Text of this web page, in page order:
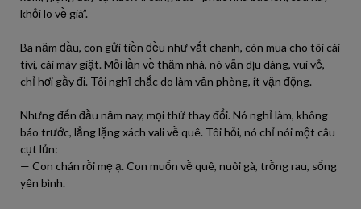
khỏi lo về già”.
Ba năm đầu, con gửi tiền đều như vắt chanh, còn mua cho tôi cái
tivi, cái máy giặt. Mỗi lần về thăm nhà, nó vẫn dịu dàng, vui vẻ,
chỉ hơi gầy đi. Tôi nghĩ chắc do làm văn phòng, ít vận động.
Nhưng đến đầu năm nay, mọi thứ thay đổi. Nó nghỉ làm, không
báo trước, lẳng lặng xách vali về quê. Tôi hỏi, nó chỉ nói một câu
cụt lủn:
— Con chán rồi mẹ ạ. Con muốn về quê, nuôi gà, trồng rau, sống
yên bình.